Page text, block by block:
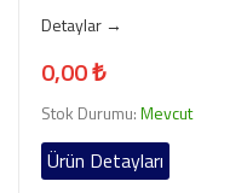
Detaylar →
0,00 ₺
Stok Durumu:Mevcut
Ürün Detayları